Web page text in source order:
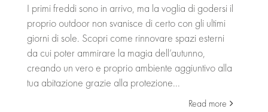
I primi freddi sono in arrivo, ma la voglia di godersi il
proprio outdoor non svanisce di certo con gli ultimi
giorni di sole. Scopri come rinnovare spazi esterni
da cui poter ammirare la magia dell’autunno,
creando un vero e proprio ambiente aggiuntivo alla
tua abitazione grazie alla protezione...
Read more